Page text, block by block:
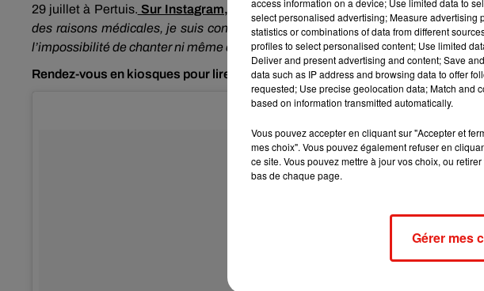
29 juillet à Pertuis. Sur Instagram, elle s’excuse auprès de ses fans: «Je
des raisons médicales, je suis contrainte d’annuler mon concert (…) suite à
l’impossibilité de chanter ni même de parler».
Rendez-vous en kiosques pour lire l'intégralité du récit de Vitaa.
access information on a device; Use limited data to
select personalised advertising; Measure advertising
statistics or combinations of data from different
profiles to select personalised content; Use limited
Deliver and present advertising and content; Save
data such as IP address and browsing data to offer
requested; Use precise geolocation data; Match and
based on information transmitted automatically.
Vous pouvez accepter en cliquant sur "Accepter et
mes choix". Vous pouvez également refuser en
ce site. Vous pouvez mettre à jour vos choix, ou
bas de chaque page.
Gérer mes